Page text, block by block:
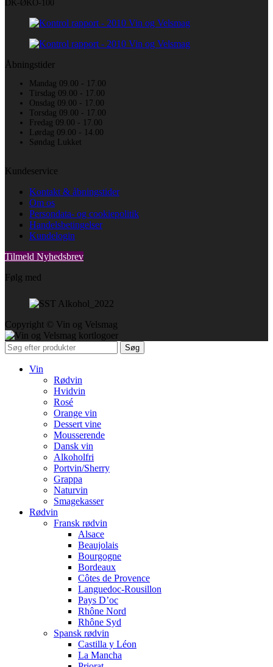
DK-ØKO-100
Åbningstider
Mandag 09.00 - 17.00
Tirsdag 09.00 - 17.00
Onsdag 09.00 - 17.00
Torsdag 09.00 - 17.00
Fredag 09.00 - 17.00
Lørdag 09.00 - 14.00
Søndag Lukket
Kundeservice
Kontakt & åbningstider
Om os
Persondata- og cookiepolitik
Handelsbetingelser
Kundelogin
Tilmeld Nyhedsbrev
Følg med
Copyright © Vin og Velsmag
Søg
Vin
Rødvin
Hvidvin
Rosé
Orange vin
Dessert vine
Mousserende
Dansk vin
Alkoholfri
Portvin/Sherry
Grappa
Naturvin
Smagekasser
Rødvin
Fransk rødvin
Alsace
Beaujolais
Bourgogne
Bordeaux
Côtes de Provence
Languedoc-Rousillon
Pays D’oc
Rhône Nord
Rhône Syd
Spansk rødvin
Castilla y Léon
La Mancha